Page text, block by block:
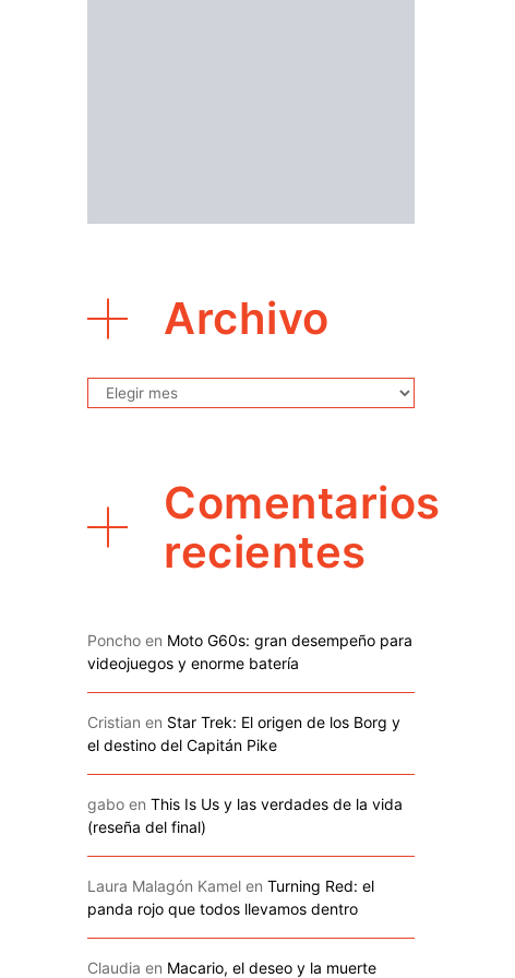
Archivo
Archivo
Comentarios
recientes
Poncho en Moto G60s: gran desempeño para
videojuegos y enorme batería
Cristian en Star Trek: El origen de los Borg y
el destino del Capitán Pike
gabo en This Is Us y las verdades de la vida
(reseña del final)
Laura Malagón Kamel en Turning Red: el
panda rojo que todos llevamos dentro
Claudia en Macario, el deseo y la muerte